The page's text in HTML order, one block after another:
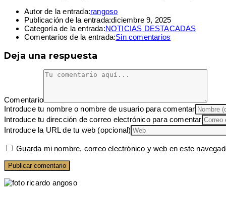
Autor de la entrada:rangoso
Publicación de la entrada:diciembre 9, 2025
Categoría de la entrada:NOTICIAS DESTACADAS
Comentarios de la entrada:Sin comentarios
Deja una respuesta
Comentario
Introduce tu nombre o nombre de usuario para comentar
Introduce tu dirección de correo electrónico para comentar
Introduce la URL de tu web (opcional)
Guarda mi nombre, correo electrónico y web en este